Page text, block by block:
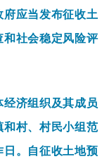
应当发布征收土
社会稳定风险评
济组织及其成员
村、村民小组范
。自征收土地预